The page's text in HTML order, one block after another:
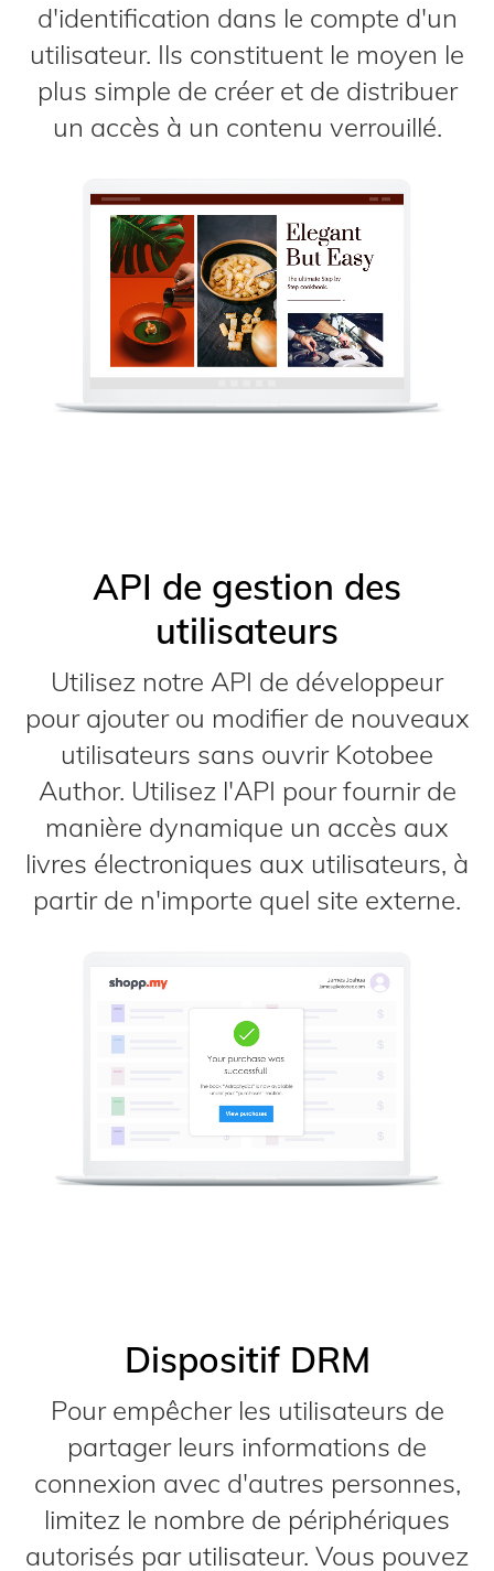
d'identification dans le compte d'un
utilisateur. Ils constituent le moyen le
plus simple de créer et de distribuer
un accès à un contenu verrouillé.
API de gestion des
utilisateurs
Utilisez notre API de développeur
pour ajouter ou modifier de nouveaux
utilisateurs sans ouvrir Kotobee
Author. Utilisez l'API pour fournir de
manière dynamique un accès aux
livres électroniques aux utilisateurs, à
partir de n'importe quel site externe.
Dispositif DRM
Pour empêcher les utilisateurs de
partager leurs informations de
connexion avec d'autres personnes,
limitez le nombre de périphériques
autorisés par utilisateur. Vous pouvez